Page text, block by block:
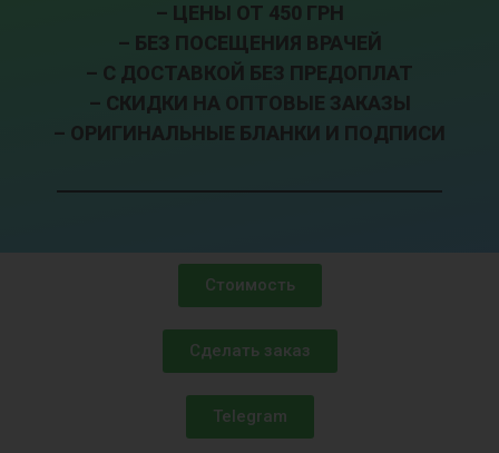
– ЦЕНЫ ОТ 450 ГРН
– БЕЗ ПОСЕЩЕНИЯ ВРАЧЕЙ
– С ДОСТАВКОЙ БЕЗ ПРЕДОПЛАТ
– СКИДКИ НА ОПТОВЫЕ ЗАКАЗЫ
– ОРИГИНАЛЬНЫЕ БЛАНКИ И ПОДПИСИ
Стоимость
Сделать заказ
Telegram